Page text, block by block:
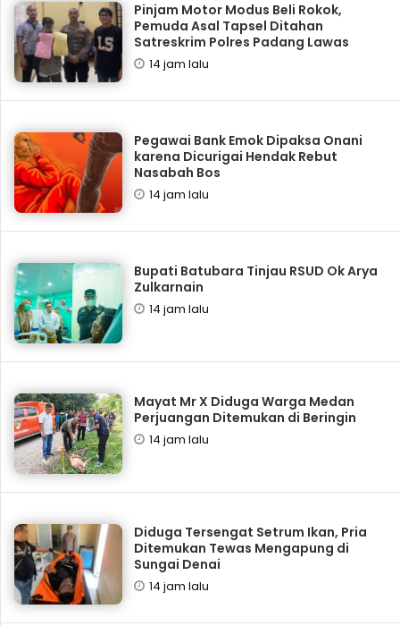
Pinjam Motor Modus Beli Rokok,
Pemuda Asal Tapsel Ditahan
Satreskrim Polres Padang Lawas
14 jam lalu
Pegawai Bank Emok Dipaksa Onani
karena Dicurigai Hendak Rebut
Nasabah Bos
14 jam lalu
Bupati Batubara Tinjau RSUD Ok Arya
Zulkarnain
14 jam lalu
Mayat Mr X Diduga Warga Medan
Perjuangan Ditemukan di Beringin
14 jam lalu
Diduga Tersengat Setrum Ikan, Pria
Ditemukan Tewas Mengapung di
Sungai Denai
14 jam lalu